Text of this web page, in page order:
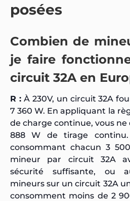
posées
Combien de
je faire
circuit 32A en
R :À 230V, un circuit 32A
7 360 W. En appliquant la
de charge continue, vous ne
888 W de tirage
consommant chacun 3
mineur par circuit 32A
sécurité suffisante, ou
mineurs sur un circuit 32A
consomment moins de 2